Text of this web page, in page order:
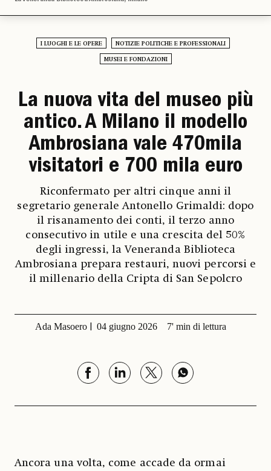
I LUOGHI E LE OPERE NOTIZIE POLITICHE E PROFESSIONALI
MUSEI E FONDAZIONI
La nuova vita del museo più
antico. A Milano il modello
Ambrosiana vale 470mila
visitatori e 700 mila euro
Riconfermato per altri cinque anni il
segretario generale Antonello Grimaldi: dopo
il risanamento dei conti, il terzo anno
consecutivo in utile e una crescita del 50%
degli ingressi, la Veneranda Biblioteca
Ambrosiana prepara restauri, nuovi percorsi e
il millenario della Cripta di San Sepolcro
Ada Masoero 04 giugno 2026 7' min di lettura
Ancora una volta, come accade da ormai